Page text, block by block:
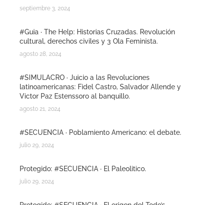
septiembre 3, 2024
#Guia · The Help: Historias Cruzadas. Revolución
cultural, derechos civiles y 3 Ola Feminista.
agosto 28, 2024
#SIMULACRO · Juicio a las Revoluciones
latinoamericanas: Fidel Castro, Salvador Allende y
Victor Paz Estenssoro al banquillo.
agosto 21, 2024
#SECUENCIA · Poblamiento Americano: el debate.
julio 29, 2024
Protegido: #SECUENCIA · El Paleolitico.
julio 29, 2024